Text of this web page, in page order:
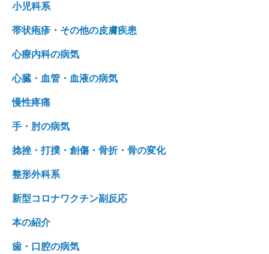
小児科系
帯状疱疹・その他の皮膚疾患
心療内科の病気
心臓・血管・血液の病気
慢性疼痛
手・肘の病気
捻挫・打撲・創傷・骨折・骨の変化
整形外科系
新型コロナワクチン副反応
本の紹介
歯・口腔の病気